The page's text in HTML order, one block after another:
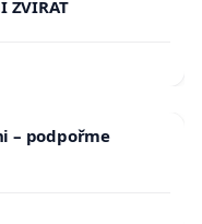
ZVÍŘAT
– podpořme